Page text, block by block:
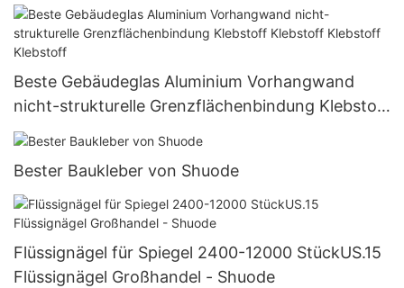
Beste Gebäudeglas Aluminium Vorhangwand
nicht-strukturelle Grenzflächenbindung Klebstoff
Klebstoff Klebstoff Klebstoff
Bester Baukleber von Shuode
Flüssignägel für Spiegel 2400-12000 StückUS.15
Flüssignägel Großhandel - Shuode